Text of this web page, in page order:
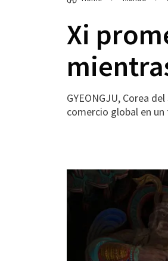
Xi
GYEONGJU, Corea
comercio global en